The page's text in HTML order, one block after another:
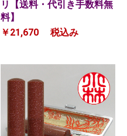
リ【送料・代引き手数料無
料】
￥21,670
税込み